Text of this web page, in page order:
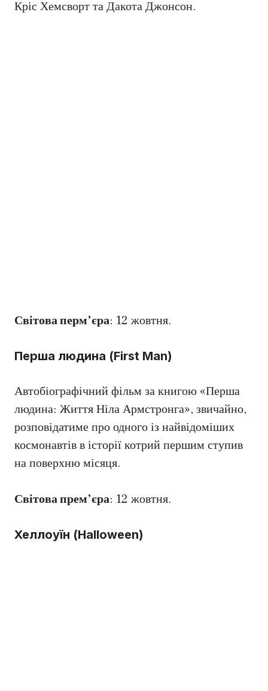
Кріс Хемсворт та Дакота Джонсон.
Світова перм’єра: 12 жовтня.
Перша людина (First Man)
Автобіографічний фільм за книгою «Перша
людина: Життя Ніла Армстронга», звичайно,
розповідатиме про одного із найвідоміших
космонавтів в історії котрий першим ступив
на поверхню місяця.
Світова прем’єра: 12 жовтня.
Хеллоуїн (Halloween)